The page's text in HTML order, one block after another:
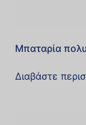
Μπαταρία
Διαβάστε